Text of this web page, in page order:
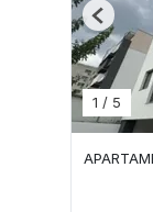
1 / 5
Previous